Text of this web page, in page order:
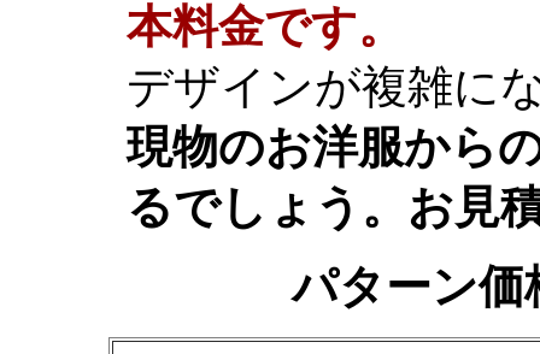
本料金です。
デザインが複雑に
現物のお洋服から
るでしょう。お見
パターン価